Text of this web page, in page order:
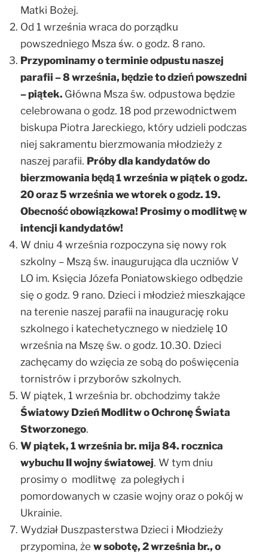
Matki Bożej.
Od 1 września wraca do porządku
powszedniego Msza św. o godz. 8 rano.
Przypominamy o terminie odpustu naszej
parafii – 8 września, będzie to dzień powszedni
– piątek. Główna Msza św. odpustowa będzie
celebrowana o godz. 18 pod przewodnictwem
biskupa Piotra Jareckiego, który udzieli podczas
niej sakramentu bierzmowania młodzieży z
naszej parafii. Próby dla kandydatów do
bierzmowania będą 1 września w piątek o godz.
20 oraz 5 września we wtorek o godz. 19.
Obecność obowiązkowa! Prosimy o modlitwę w
intencji kandydatów!
W dniu 4 września rozpoczyna się nowy rok
szkolny – Mszą św. inaugurująca dla uczniów V
LO im. Księcia Józefa Poniatowskiego odbędzie
się o godz. 9 rano. Dzieci i młodzież mieszkające
na terenie naszej parafii na inaugurację roku
szkolnego i katechetycznego w niedzielę 10
września na Mszę św. o godz. 10.30. Dzieci
zachęcamy do wzięcia ze sobą do poświęcenia
tornistrów i przyborów szkolnych.
W piątek, 1 września br. obchodzimy także
Światowy Dzień Modlitw o Ochronę Świata
Stworzonego.
W piątek, 1 września br. mija 84. rocznica
wybuchu II wojny światowej. W tym dniu
prosimy o modlitwę za poległych i
pomordowanych w czasie wojny oraz o pokój w
Ukrainie.
Wydział Duszpasterstwa Dzieci i Młodzieży
przypomina, że w sobotę, 2 września br., o